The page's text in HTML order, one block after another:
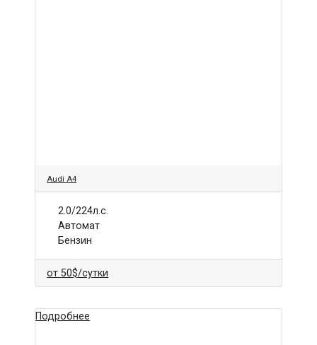
Audi A4
2.0/224л.с.
Автомат
Бензин
от50$/сутки
Подробнее